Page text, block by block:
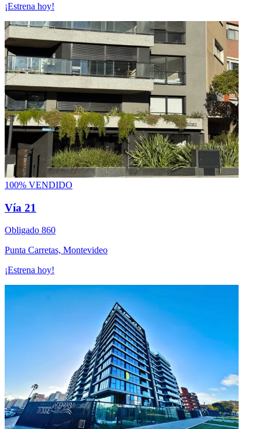
¡Estrena hoy!
100% VENDIDO
Vía 21
Obligado 860
Punta Carretas, Montevideo
¡Estrena hoy!